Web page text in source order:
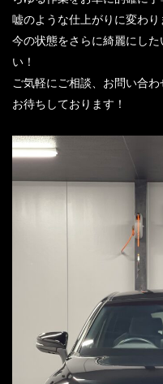
嘘のような仕上がりに変わり
今の状態をさらに綺麗にし
い！
ご気軽にご相談、お問い合わ
お待ちしております！